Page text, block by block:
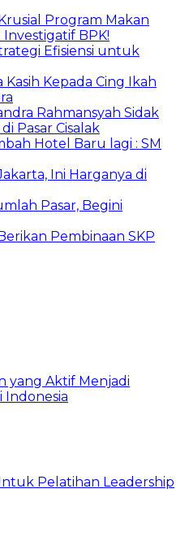
Program Makan
Investigatif BPK!
Efisiensi untuk
Kepada Cing Ikah
Rahmansyah Sidak
Pasar Cisalak
Hotel Baru lagi : SM
Ini Harganya di
Pasar, Begini
Pembinaan SKP
yang Aktif Menjadi
Indonesia
Pelatihan Leadership